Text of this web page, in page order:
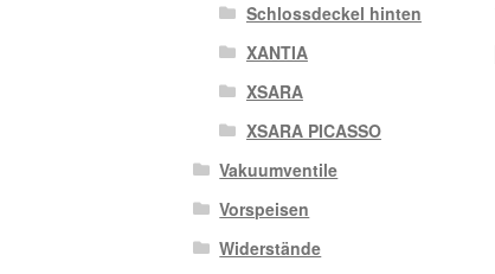
Schlossdeckel hinten
XANTIA
XSARA
XSARA PICASSO
Vakuumventile
Vorspeisen
Widerstände